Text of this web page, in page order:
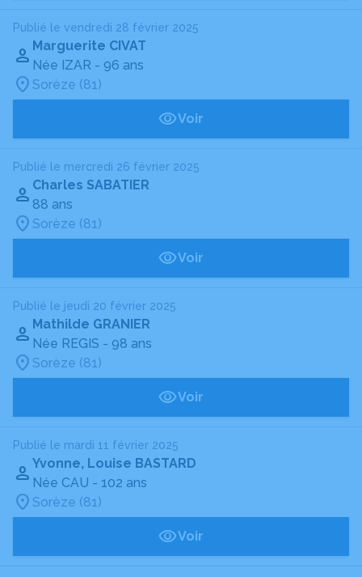
Publié le vendredi 28 février 2025
Marguerite CIVAT
Née IZAR - 96 ans
Sorèze (81)
Voir
Publié le mercredi 26 février 2025
Charles SABATIER
88 ans
Sorèze (81)
Voir
Publié le jeudi 20 février 2025
Mathilde GRANIER
Née REGIS - 98 ans
Sorèze (81)
Voir
Publié le mardi 11 février 2025
Yvonne, Louise BASTARD
Née CAU - 102 ans
Sorèze (81)
Voir